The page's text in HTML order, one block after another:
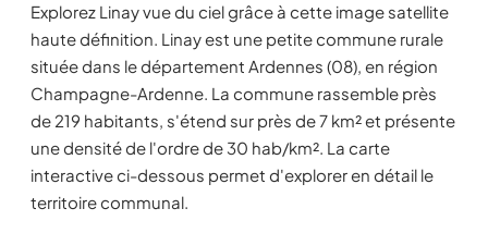
Explorez Linay vue du ciel grâce à cette image satellite
haute définition. Linay est une petite commune rurale
située dans le département Ardennes (08), en région
Champagne-Ardenne. La commune rassemble près
de 219 habitants, s'étend sur près de 7 km² et présente
une densité de l'ordre de 30 hab/km². La carte
interactive ci-dessous permet d'explorer en détail le
territoire communal.